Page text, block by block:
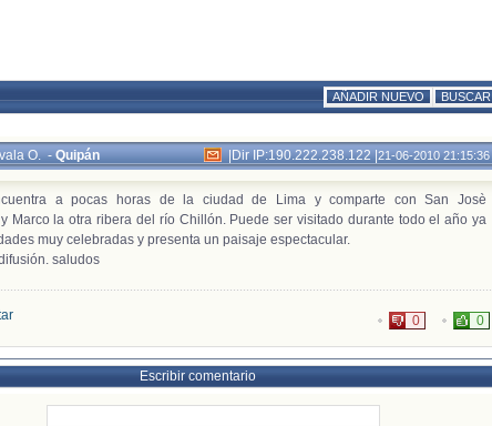
AÑADIR NUEVO BUSCAR
O.-Quipán |Dir IP:190.222.238.122|21-06-2010 21:15:36
a pocas horas de la ciudad de Lima y comparte con San Josè
Marco la otra ribera del río Chillón. Puede ser visitado durante todo el año ya
muy celebradas y presenta un paisaje espectacular.
saludos
0
0
Escribir comentario